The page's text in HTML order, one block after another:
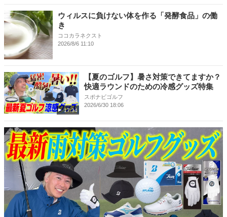
ウィルスに負けない体を作る「発酵食品」の働
き
ココカラネクスト
2026/8/6 11:10
17:34
【夏のゴルフ】暑さ対策できてますか？
快適ラウンドのための冷感グッズ特集
スポナビゴルフ
2026/6/30 18:06